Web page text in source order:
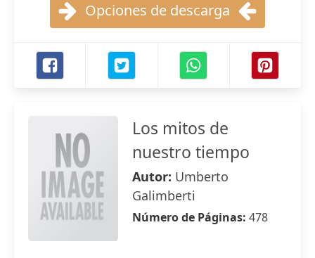
Opciones de descarga
Los mitos de
nuestro tiempo
Autor: Umberto
Galimberti
Número de Páginas: 478